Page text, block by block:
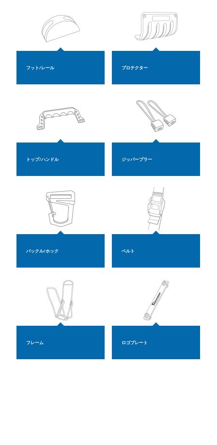
フット/レール プロテクター
トップ/ハンドル ジッパープラー
バックル/ホック ベルト
フレーム ロゴプレート